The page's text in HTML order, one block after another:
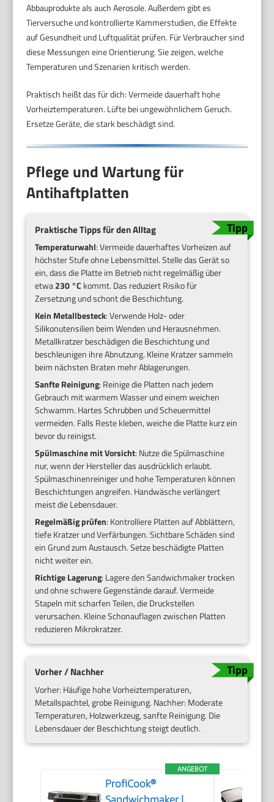
Abbauprodukte als auch Aerosole. Außerdem gibt es
Tierversuche und kontrollierte Kammerstudien, die Effekte
auf Gesundheit und Luftqualität prüfen. Für Verbraucher sind
diese Messungen eine Orientierung. Sie zeigen, welche
Temperaturen und Szenarien kritisch werden.
Praktisch heißt das für dich: Vermeide dauerhaft hohe
Vorheiztemperaturen. Lüfte bei ungewöhnlichem Geruch.
Ersetze Geräte, die stark beschädigt sind.
Pflege und Wartung für
Antihaftplatten
Praktische Tipps für den Alltag
Temperaturwahl: Vermeide dauerhaftes Vorheizen auf
höchster Stufe ohne Lebensmittel. Stelle das Gerät so
ein, dass die Platte im Betrieb nicht regelmäßig über
etwa230 °C kommt. Das reduziert Risiko für
Zersetzung und schont die Beschichtung.
Kein Metallbesteck: Verwende Holz- oder
Silikonutensilien beim Wenden und Herausnehmen.
Metallkratzer beschädigen die Beschichtung und
beschleunigen ihre Abnutzung. Kleine Kratzer sammeln
beim nächsten Braten mehr Ablagerungen.
Sanfte Reinigung: Reinige die Platten nach jedem
Gebrauch mit warmem Wasser und einem weichen
Schwamm. Hartes Schrubben und Scheuermittel
vermeiden. Falls Reste kleben, weiche die Platte kurz ein
bevor du reinigst.
Spülmaschine mit Vorsicht: Nutze die Spülmaschine
nur, wenn der Hersteller das ausdrücklich erlaubt.
Spülmaschinenreiniger und hohe Temperaturen können
Beschichtungen angreifen. Handwäsche verlängert
meist die Lebensdauer.
Regelmäßig prüfen: Kontrolliere Platten auf Abblättern,
tiefe Kratzer und Verfärbungen. Sichtbare Schäden sind
ein Grund zum Austausch. Setze beschädigte Platten
nicht weiter ein.
Richtige Lagerung: Lagere den Sandwichmaker trocken
und ohne schwere Gegenstände darauf. Vermeide
Stapeln mit scharfen Teilen, die Druckstellen
verursachen. Kleine Schonauflagen zwischen Platten
reduzieren Mikrokratzer.
Vorher / Nachher
Vorher: Häufige hohe Vorheiztemperaturen,
Metallspachtel, grobe Reinigung. Nachher: Moderate
Temperaturen, Holzwerkzeug, sanfte Reinigung. Die
Lebensdauer der Beschichtung steigt deutlich.
ANGEBOT
ProfiCook®
Sandwichmaker |